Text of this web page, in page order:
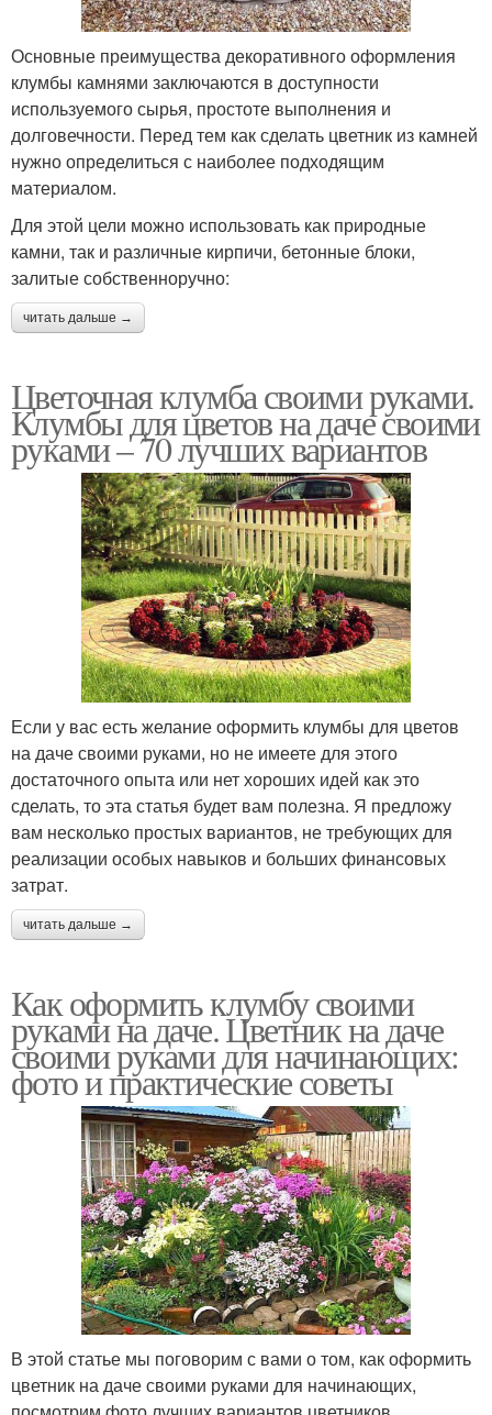
Основные преимущества декоративного оформления
клумбы камнями заключаются в доступности
используемого сырья, простоте выполнения и
долговечности. Перед тем как сделать цветник из камней
нужно определиться с наиболее подходящим
материалом.
Для этой цели можно использовать как природные
камни, так и различные кирпичи, бетонные блоки,
залитые собственноручно:
читать дальше →
Цветочная клумба своими руками.
Клумбы для цветов на даче своими
руками – 70 лучших вариантов
Если у вас есть желание оформить клумбы для цветов
на даче своими руками, но не имеете для этого
достаточного опыта или нет хороших идей как это
сделать, то эта статья будет вам полезна. Я предложу
вам несколько простых вариантов, не требующих для
реализации особых навыков и больших финансовых
затрат.
читать дальше →
Как оформить клумбу своими
руками на даче. Цветник на даче
своими руками для начинающих:
фото и практические советы
В этой статье мы поговорим с вами о том, как оформить
цветник на даче своими руками для начинающих,